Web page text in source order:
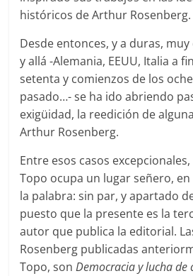
históricos de Arthur Rosenberg.
Desde entonces, y a duras,
y allá -Alemania, EEUU, Italia a
setenta y comienzos de los
pasado…- se ha ido abriendo
exigüidad, la reedición de
Arthur Rosenberg.
Entre esos casos
Topo ocupa un lugar señero,
la palabra: sin par, y apartado
puesto que la presente es la
autor que publica la editorial.
Rosenberg publicadas
Topo, sonDemocracia y lucha de